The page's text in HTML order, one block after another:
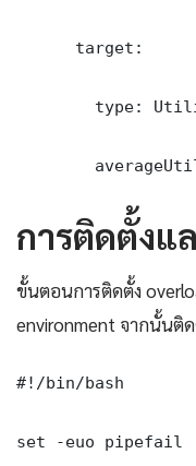
      target:
type:
การติดตั้งแ
ขั้นตอนการติดตั้ง
environment จากนั้นติ
#!/bin/bash
set -euo pipefail